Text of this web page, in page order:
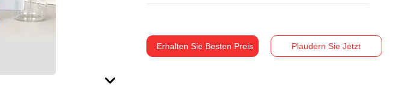
Erhalten Sie Besten Preis Plaudern Sie Jetzt